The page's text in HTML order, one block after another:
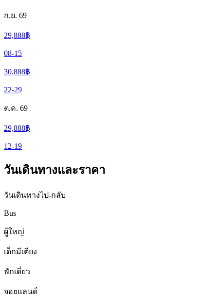
ก.ย. 69
29,888฿
08-15
30,888฿
22-29
ต.ค. 69
29,888฿
12-19
วันเดินทางและราคา
วันเดินทางไป-กลับ
Bus
ผู้ใหญ่
เด็กมีเตียง
พักเดี่ยว
จอยแลนด์